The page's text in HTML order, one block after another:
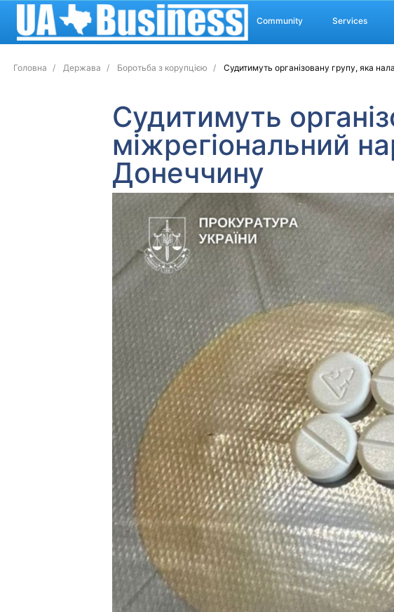
Community Services
Головна Держава Боротьба з корупцією Судитимуть організовану групу, яка
Судитимуть
міжрегіональний
Донеччину